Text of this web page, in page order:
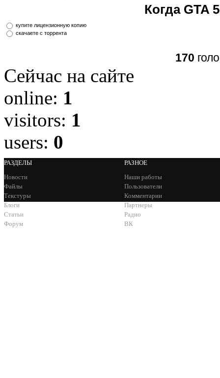
Когда GTA
купите лицензионную копию
скачаете с торрента
170
Сейчас на сайте
online: 1
visitors: 1
users: 0
РАЗДЕЛЫ
Новости
Файлы
Текстуры
Блоги
Статьи
Форум
РАЗНОЕ
Наши работы
Пользователи
Комментарии
Партнеры
Радио
ВК